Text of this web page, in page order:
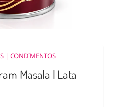
| CONDIMENTOS
Masala | Lata